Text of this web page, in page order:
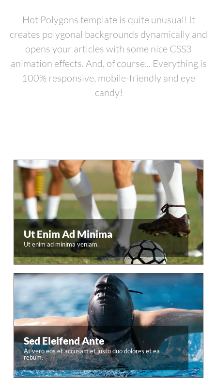
Hot Polygons template is quite unusual! It
creates polygonal backgrounds dynamically and
opens your articles with some nice CSS3
animation effects. And, of course... Everything is
100% responsive, mobile-friendly and eye
candy!
Ut Enim Ad Minima
Ut enim ad minima veniam.
Nunc dictum rutrum
accumsan. Maecenas
Sed Eleifend Ante
At vero eos et accusam et justo duo dolores et ea
rebum.